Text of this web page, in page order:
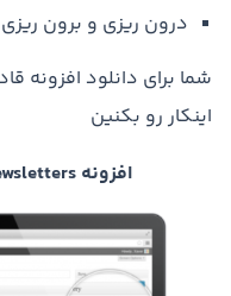
درون ریزی و برون ریزی
شما برای دانلود افزونه
اینکار رو بکنین
افزونه Sola Newsletters در مخزن وردپرس